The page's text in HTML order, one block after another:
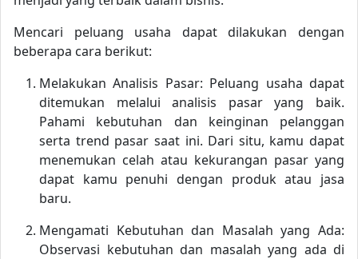
Mencari peluang usaha dapat dilakukan dengan
beberapa cara berikut:
Melakukan Analisis Pasar: Peluang usaha dapat
ditemukan melalui analisis pasar yang baik.
Pahami kebutuhan dan keinginan pelanggan
serta trend pasar saat ini. Dari situ, kamu dapat
menemukan celah atau kekurangan pasar yang
dapat kamu penuhi dengan produk atau jasa
baru.
Mengamati Kebutuhan dan Masalah yang Ada:
Observasi kebutuhan dan masalah yang ada di